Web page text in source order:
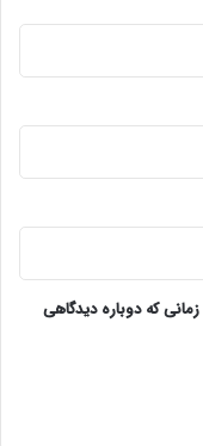
که دوباره دیدگاهی